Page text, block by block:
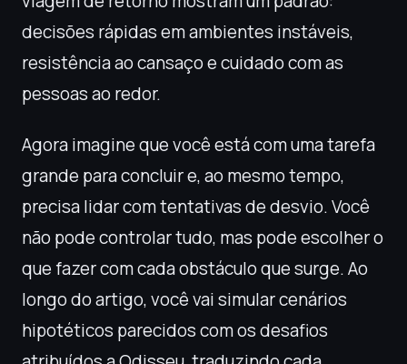
decisões rápidas em ambientes instáveis,
resistência ao cansaço e cuidado com as
pessoas ao redor.
Agora imagine que você está com uma tarefa
grande para concluir e, ao mesmo tempo,
precisa lidar com tentativas de desvio. Você
não pode controlar tudo, mas pode escolher o
que fazer com cada obstáculo que surge. Ao
longo do artigo, você vai simular cenários
hipotéticos parecidos com os desafios